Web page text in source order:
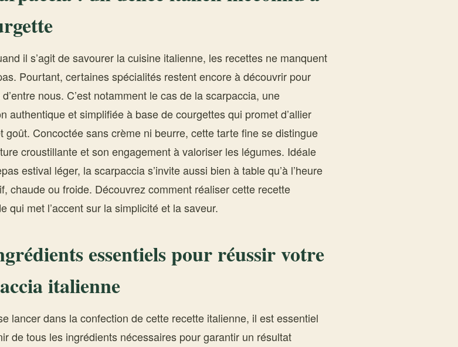
il s’agit de savourer la cuisine italienne, les recettes ne manquent
Pourtant, certaines spécialités restent encore à découvrir pour
nous. C’est notamment le cas de la scarpaccia, une
authentique et simplifiée à base de courgettes qui promet d’allier
goût. Concoctée sans crème ni beurre, cette tarte fine se distingue
croustillante et son engagement à valoriser les légumes. Idéale
estival léger, la scarpaccia s’invite aussi bien à table qu’à l’heure
chaude ou froide. Découvrez comment réaliser cette recette
qui met l’accent sur la simplicité et la saveur.
essentiels pour réussir votre
italienne
lancer dans la confection de cette recette italienne, il est essentiel
de tous les ingrédients nécessaires pour garantir un résultat